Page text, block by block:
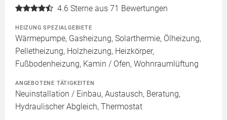
4.6 Sterne aus 71 Bewertungen
HEIZUNG SPEZIALGEBIETE
Wärmepumpe, Gasheizung, Solarthermie, Ölheizung,
Pelletheizung, Holzheizung, Heizkörper,
Fußbodenheizung, Kamin / Ofen, Wohnraumlüftung
ANGEBOTENE TÄTIGKEITEN
Neuinstallation / Einbau, Austausch, Beratung,
Hydraulischer Abgleich, Thermostat